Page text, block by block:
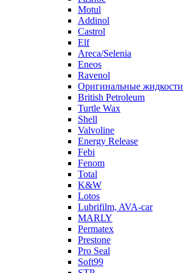
Motul
Addinol
Castrol
Elf
Areca/Selenia
Eneos
Ravenol
Оригинальные жидкости
British Petroleum
Turtle Wax
Shell
Valvoline
Energy Release
Febi
Fenom
Total
K&W
Lotos
Lubrifilm, AVA-car
MARLY
Permatex
Prestone
Pro Seal
Soft99